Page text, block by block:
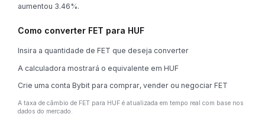
aumentou 3.46%.
Como converter FET para HUF
Insira a quantidade de FET que deseja converter
A calculadora mostrará o equivalente em HUF
Crie uma conta Bybit para comprar, vender ou negociar FET
A taxa de câmbio de FET para HUF é atualizada em tempo real com base nos
dados do mercado.